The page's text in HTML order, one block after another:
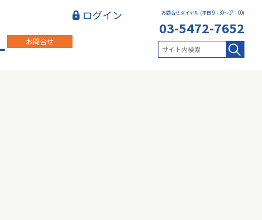
お問合せ
お問合せダイヤル (平日 9：30～17：00)
03-5472-7652
ログイン